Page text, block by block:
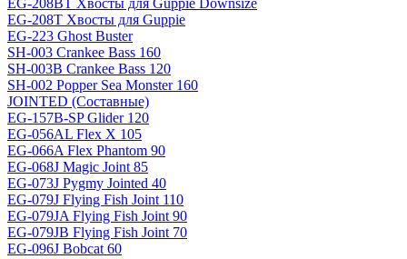
EG-208BT Хвосты для Guppie Downsize
EG-208T Хвосты для Guppie
EG-223 Ghost Buster
SH-003 Crankee Bass 160
SH-003B Crankee Bass 120
SH-002 Popper Sea Monster 160
JOINTED (Составные)
EG-157B-SP Glider 120
EG-056AL Flex X 105
EG-066A Flex Phantom 90
EG-068J Magic Joint 85
EG-073J Pygmy Jointed 40
EG-079J Flying Fish Joint 110
EG-079JA Flying Fish Joint 90
EG-079JB Flying Fish Joint 70
EG-096J Bobcat 60